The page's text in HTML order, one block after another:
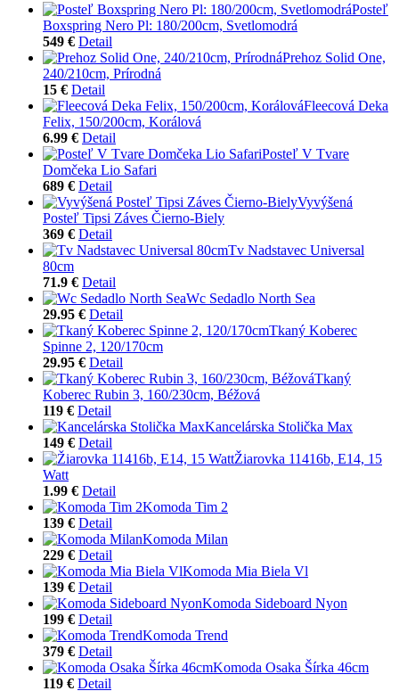
Posteľ
Boxspring Nero Pl: 180/200cm, Svetlomodrá
549 € Detail
Prehoz Solid One,
240/210cm, Prírodná
15 € Detail
Fleecová Deka
Felix, 150/200cm, Korálová
6.99 € Detail
Posteľ V Tvare
Domčeka Lio Safari
689 € Detail
Vyvýšená
Posteľ Tipsi Záves Čierno-Biely
369 € Detail
Tv Nadstavec Universal
80cm
71.9 € Detail
Wc Sedadlo North Sea
29.95 € Detail
Tkaný Koberec
Spinne 2, 120/170cm
29.95 € Detail
Tkaný
Koberec Rubin 3, 160/230cm, Béžová
119 € Detail
Kancelárska Stolička Max
149 € Detail
Žiarovka 11416b, E14, 15
Watt
1.99 € Detail
Komoda Tim 2
139 € Detail
Komoda Milan
229 € Detail
Komoda Mia Biela Vl
139 € Detail
Komoda Sideboard Nyon
199 € Detail
Komoda Trend
379 € Detail
Komoda Osaka Šírka 46cm
119 € Detail